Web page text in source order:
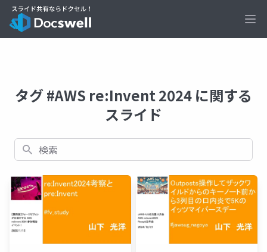
タグ #AWS re:Invent 2024 に関する
スライド
検索